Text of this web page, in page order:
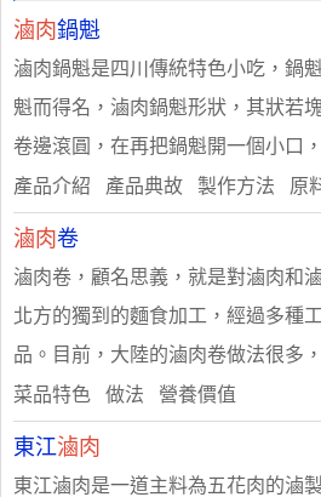
滷肉鍋魁
滷肉鍋魁是四川傳統特色小吃，鍋
魁而得名，滷肉鍋魁形狀，其狀若
卷邊滾圓，在再把鍋魁開一個小口
產品介紹 產品典故 製作方法 原
滷肉卷
滷肉卷，顧名思義，就是對滷肉和
北方的獨到的麵食加工，經過多種
品。目前，大陸的滷肉卷做法很多
菜品特色 做法 營養價值
東江滷肉
東江滷肉是一道主料為五花肉的滷